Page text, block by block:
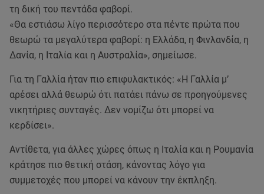
τη δική του πεντάδα φαβορί.
«Θα εστιάσω λίγο περισσότερο στα πέντε πρώτα που
θεωρώ τα μεγαλύτερα φαβορί: η Ελλάδα, η Φινλανδία, η
Δανία, η Ιταλία και η Αυστραλία», σημείωσε.
Για τη Γαλλία ήταν πιο επιφυλακτικός: «Η Γαλλία μ’
αρέσει αλλά θεωρώ ότι πατάει πάνω σε προηγούμενες
νικητήριες συνταγές. Δεν νομίζω ότι μπορεί να
κερδίσει».
Αντίθετα, για άλλες χώρες όπως η Ιταλία και η Ρουμανία
κράτησε πιο θετική στάση, κάνοντας λόγο για
συμμετοχές που μπορεί να κάνουν την έκπληξη.